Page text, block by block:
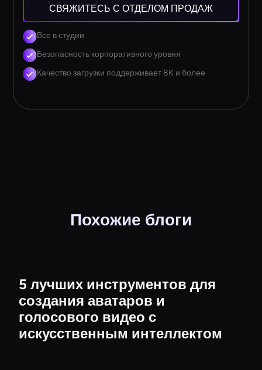
СВЯЖИТЕСЬ С ОТДЕЛОМ ПРОДАЖ
Все в студии
Безопасность корпоративного уровня
Качество загрузки поддерживает 8K и более
Похожие блоги
5 лучших инструментов для
создания аватаров и
голосового видео с
искусственным интеллектом